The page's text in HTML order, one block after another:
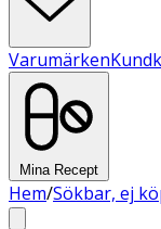
Varumärken
Mina Recept
Hem/Sökbar, ej